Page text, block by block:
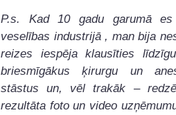
P.s. Kad 10 gadu garumā es
veselības industrijā , man bija
reizes iespēja klausīties
briesmīgākus ķirurgu un
stāstus un, vēl trakāk –
rezultāta foto un video